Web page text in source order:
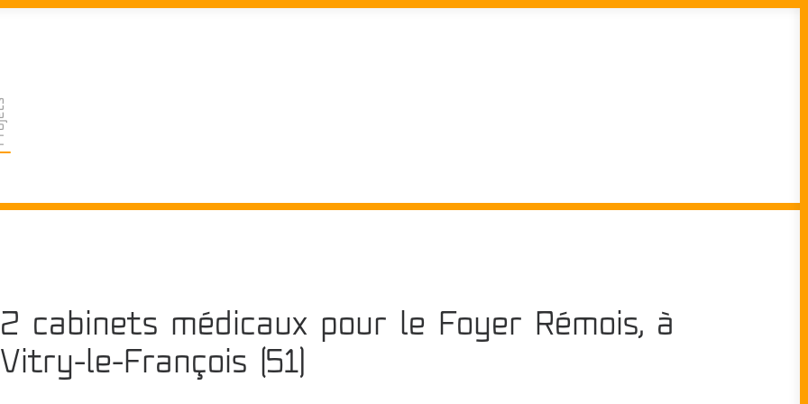
2 cabinets médicaux pour le Foyer Rémois, à
Vitry-le-François (51)